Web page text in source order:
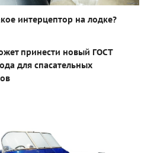
интерцептор на лодке?
принести новый ГОСТ
для спасательных